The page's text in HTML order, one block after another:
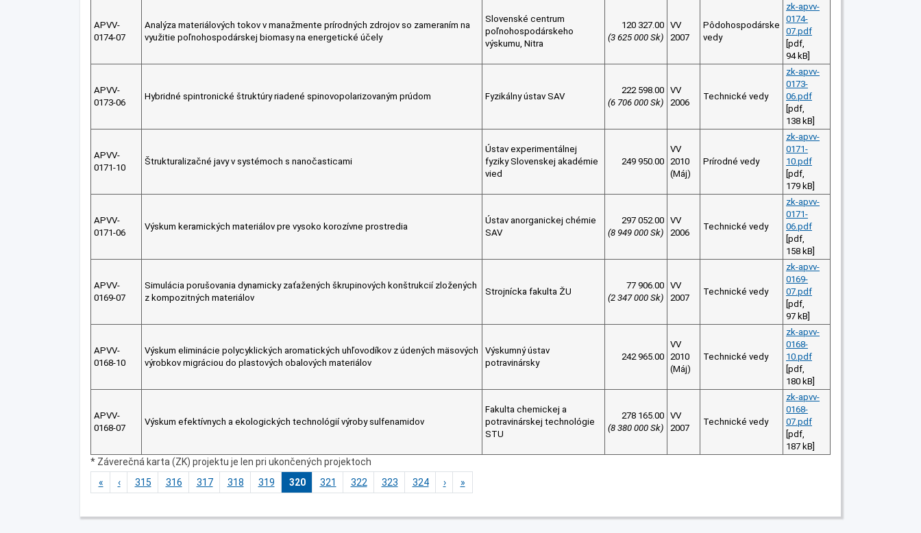
APVV-
0174-07
Analýza materiálových tokov v manažmente prírodných zdrojov so zameraním na
využitie poľnohospodárskej biomasy na energetické účely
Slovenské centrum
poľnohospodárskeho
výskumu, Nitra
120 327.00
(3 625 000 Sk)
VV
2007
Pôdohospodárske
vedy
zk-apvv-
0174-
07.pdf
[pdf,
94 kB]
APVV-
0173-06
Hybridné spintronické štruktúry riadené spinovopolarizovaným prúdom Fyzikálny ústav SAV
222 598.00
(6 706 000 Sk)
VV
2006
Technické vedy
zk-apvv-
0173-
06.pdf
[pdf,
138 kB]
APVV-
0171-10
Štrukturalizačné javy v systémoch s nanočasticami
Ústav experimentálnej
fyziky Slovenskej akadémie
vied
249 950.00
VV
2010
(Máj)
Prírodné vedy
zk-apvv-
0171-
10.pdf
[pdf,
179 kB]
APVV-
0171-06
Výskum keramických materiálov pre vysoko korozívne prostredia
Ústav anorganickej chémie
SAV
297 052.00
(8 949 000 Sk)
VV
2006
Technické vedy
zk-apvv-
0171-
06.pdf
[pdf,
158 kB]
APVV-
0169-07
Simulácia porušovania dynamicky zaťažených škrupinových konštrukcií zložených
z kompozitných materiálov
Strojnícka fakulta ŽU
77 906.00
(2 347 000 Sk)
VV
2007
Technické vedy
zk-apvv-
0169-
07.pdf
[pdf,
97 kB]
APVV-
0168-10
Výskum eliminácie polycyklických aromatických uhľovodíkov z údených mäsových
výrobkov migráciou do plastových obalových materiálov
Výskumný ústav
potravinársky
242 965.00
VV
2010
(Máj)
Technické vedy
zk-apvv-
0168-
10.pdf
[pdf,
180 kB]
APVV-
0168-07
Výskum efektívnych a ekologických technológií výroby sulfenamidov
Fakulta chemickej a
potravinárskej technológie
STU
278 165.00
(8 380 000 Sk)
VV
2007
Technické vedy
zk-apvv-
0168-
07.pdf
[pdf,
187 kB]
* Záverečná karta (ZK) projektu je len pri ukončených projektoch
«
‹ 315 316 317 318 319 320 321 322 323 324 › »